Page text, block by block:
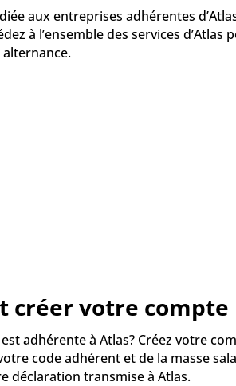
aux entreprises adhérentes
à l’ensemble des services d’Atlas
créer votre compte
adhérente à Atlas? Créez votre
code adhérent et de la masse
déclaration transmise à Atlas.